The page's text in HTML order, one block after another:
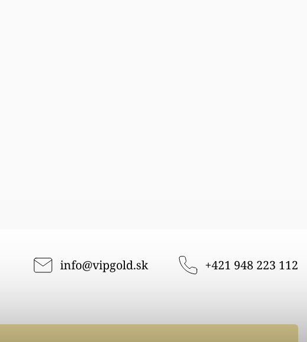
info@vipgold.sk +421 948 223 112